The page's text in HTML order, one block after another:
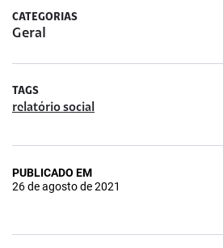
CATEGORIAS
Geral
TAGS
relatório social
PUBLICADO EM
26 de agosto de 2021